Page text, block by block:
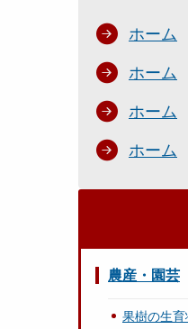
ホーム
ホーム
ホーム
ホーム
農産・園芸
果樹の生育